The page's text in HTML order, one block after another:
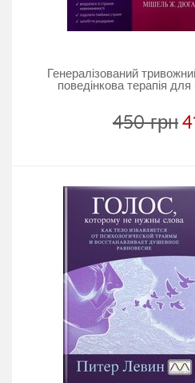
Генералізований
поведінкова терапія
450 грн